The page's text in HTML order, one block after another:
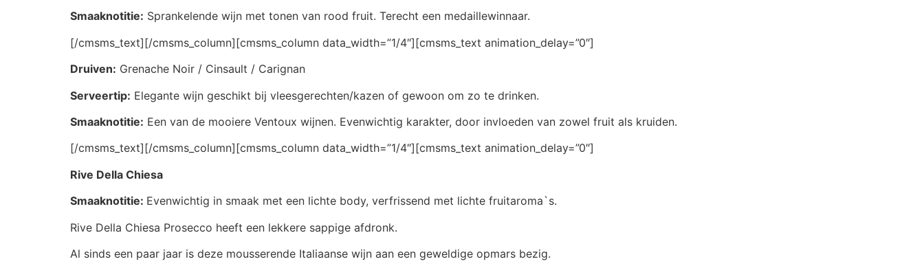
Smaaknotitie: Sprankelende wijn met tonen van rood fruit. Terecht een medaillewinnaar.
[/cmsms_text][/cmsms_column][cmsms_column data_width=”1/4″][cmsms_text animation_delay=”0″]
Druiven: Grenache Noir / Cinsault / Carignan
Serveertip: Elegante wijn geschikt bij vleesgerechten/kazen of gewoon om zo te drinken.
Smaaknotitie: Een van de mooiere Ventoux wijnen. Evenwichtig karakter, door invloeden van zowel fruit als kruiden.
[/cmsms_text][/cmsms_column][cmsms_column data_width=”1/4″][cmsms_text animation_delay=”0″]
Rive Della Chiesa
Smaaknotitie: Evenwichtig in smaak met een lichte body, verfrissend met lichte fruitaroma`s.
Rive Della Chiesa Prosecco heeft een lekkere sappige afdronk.
Al sinds een paar jaar is deze mousserende Italiaanse wijn aan een geweldige opmars bezig.